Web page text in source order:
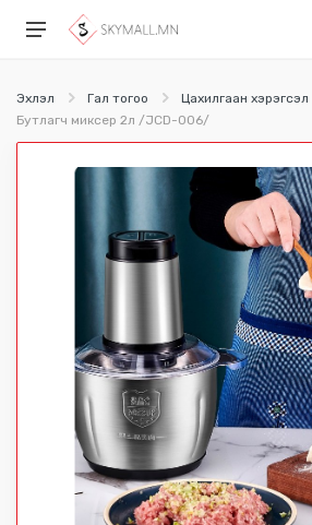
Эхлэл Гал тогоо Цахилгаан хэрэгсэл
Бутлагч миксер 2л /JCD-006/